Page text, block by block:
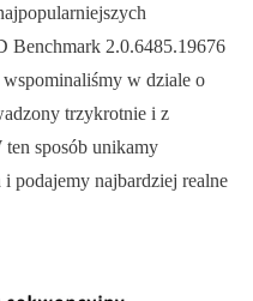
Benchmark 2.0.6485.19676
w dziale o
trzykrotnie i z
sposób unikamy
podajemy najbardziej realne